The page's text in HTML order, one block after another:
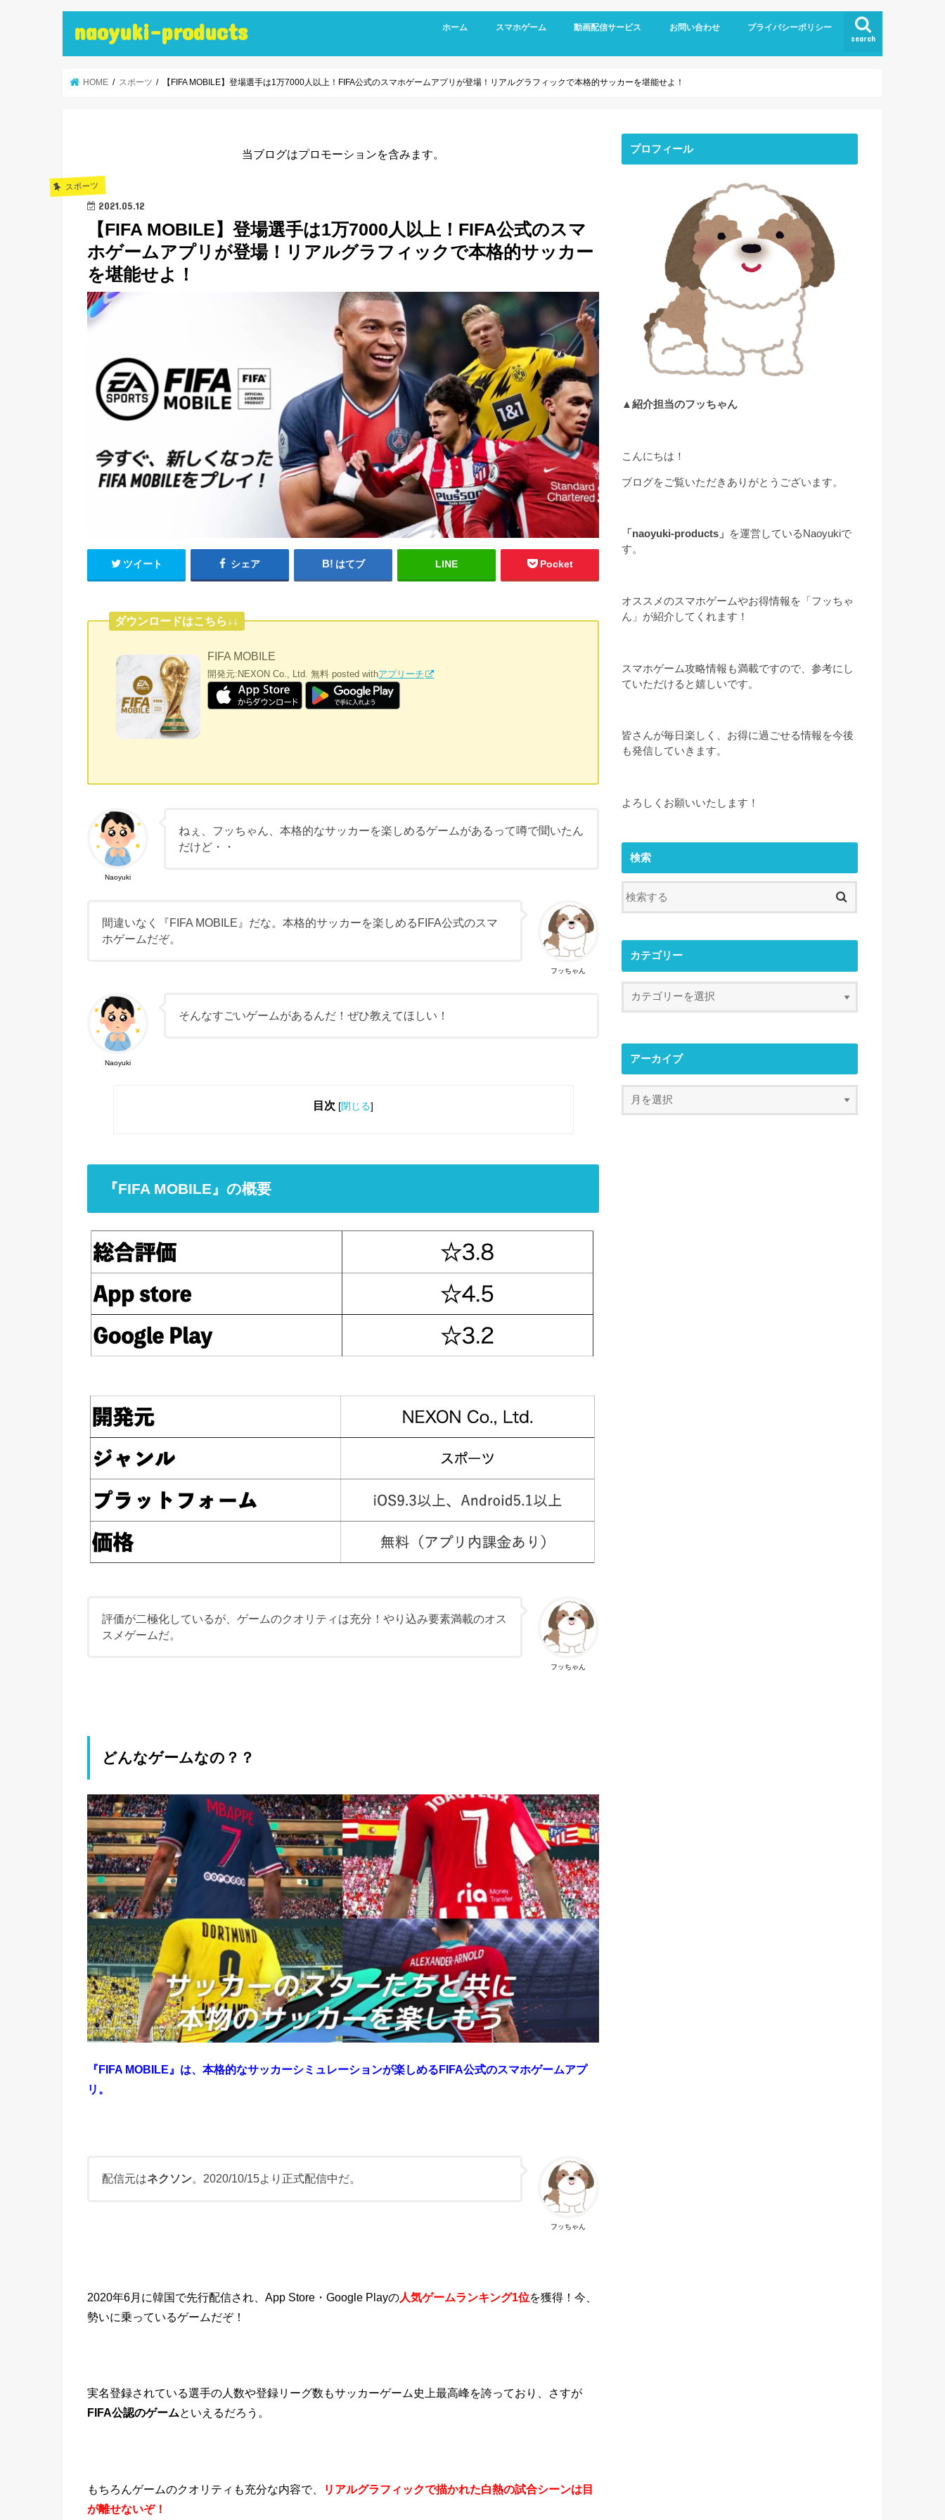
naoyuki-products search
ホーム スマホゲーム
RPG
アクション
シミュレーション
パズル
スポーツ
リズムゲーム
動画配信サービス お問い合わせ プライバシーポリシー
HOME スポーツ 【FIFA MOBILE】登場選手は1万7000人以上！FIFA公式のスマホゲームアプリが登場！リアルグラフィックで本格的サッカーを堪能せよ！
当ブログはプロモーションを含みます。
スポーツ
2021.05.12
【FIFA MOBILE】登場選手は1万7000人以上！FIFA公式のスマ
ホゲームアプリが登場！リアルグラフィックで本格的サッカー
を堪能せよ！
ツイート シェア はてブ LINE Pocket
ダウンロードはこちら↓↓
FIFA MOBILE
開発元: NEXON Co., Ltd. 無料 posted withアプリーチ
Naoyuki
ねぇ、フッちゃん、本格的なサッカーを楽しめるゲームがあるって噂で聞いたん
だけど・・
フッちゃん
間違いなく『FIFA MOBILE』だな。本格的サッカーを楽しめるFIFA公式のスマ
ホゲームだぞ。
Naoyuki
そんなすごいゲームがあるんだ！ぜひ教えてほしい！
目次 [閉じる]
『FIFA MOBILE』の概要
フッちゃん
評価が二極化しているが、ゲームのクオリティは充分！やり込み要素満載のオス
スメゲームだ。
どんなゲームなの？？
『FIFA MOBILE』は、本格的なサッカーシミュレーションが楽しめるFIFA公式のスマホゲームアプ
リ。
フッちゃん
配信元はネクソン。2020/10/15より正式配信中だ。
2020年6月に韓国で先行配信され、App Store・Google Playの人気ゲームランキング1位を獲得！今、
勢いに乗っているゲームだぞ！
実名登録されている選手の人数や登録リーグ数もサッカーゲーム史上最高峰を誇っており、さすが
FIFA公認のゲームといえるだろう。
もちろんゲームのクオリティも充分な内容で、
リアルグラフィックで描かれた白熱の試合シーンは目
が離せないぞ！
プロフィール
▲紹介担当のフッちゃん
こんにちは！
ブログをご覧いただきありがとうございます。
「naoyuki-products」
を運営しているNaoyukiで
す。
オススメのスマホゲームやお得情報を「フッちゃ
ん」が紹介してくれます！
スマホゲーム攻略情報も満載ですので、参考にし
ていただけると嬉しいです。
皆さんが毎日楽しく、お得に過ごせる情報を今後
も発信していきます。
よろしくお願いいたします！
検索
カテゴリー
アーカイブ